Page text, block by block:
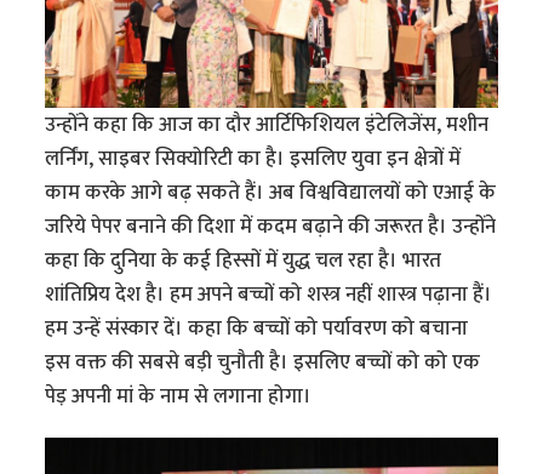
उन्होंने कहा कि आज का दौर आर्टिफिशियल इंटेलिजेंस, मशीन
लर्निंग, साइबर सिक्योरिटी का है। इसलिए युवा इन क्षेत्रों में
काम करके आगे बढ़ सकते हैं। अब विश्वविद्यालयों को एआई के
जरिये पेपर बनाने की दिशा में कदम बढ़ाने की जरूरत है। उन्होंने
कहा कि दुनिया के कई हिस्सों में युद्ध चल रहा है। भारत
शांतिप्रिय देश है। हम अपने बच्चों को शस्त्र नहीं शास्त्र पढ़ाना हैं।
हम उन्हें संस्कार दें। कहा कि बच्चों को पर्यावरण को बचाना
इस वक्त की सबसे बड़ी चुनौती है। इसलिए बच्चों को को एक
पेड़ अपनी मां के नाम से लगाना होगा।